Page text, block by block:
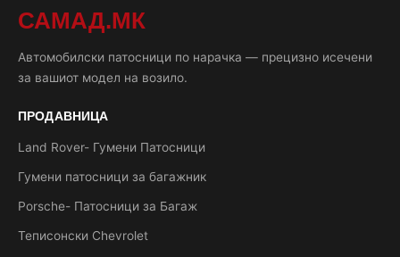
САМАД.МК
Автомобилски патосници по нарачка — прецизно исечени
за вашиот модел на возило.
ПРОДАВНИЦА
Land Rover- Гумени Патосници
Гумени патосници за багажник
Porsche- Патосници за Багаж
Теписонски Chevrolet